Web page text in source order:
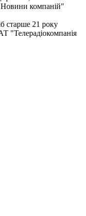
компаній"
старше 21 року
"Телерадіокомпанія